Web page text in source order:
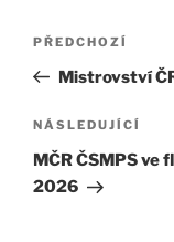
Navigace
příspěvek
Předchozí
příspěvek
PŘEDCHOZÍ
Mistrovství
Následující
příspěvek
NÁSLEDUJÍCÍ
MČR ČSMPS ve
2026